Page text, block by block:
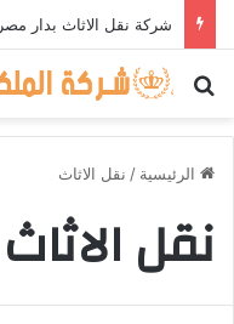
شركة نقل الاثاث بدار مصر
بحث عن
الرئيسية / نقل الاثاث
نقل الاثاث